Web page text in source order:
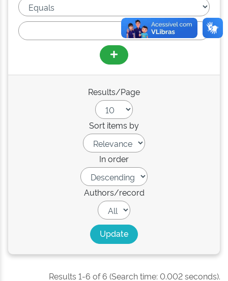
Results/Page
Sort items by
In order
Authors/record
Results 1-6 of 6 (Search time: 0.002 seconds).